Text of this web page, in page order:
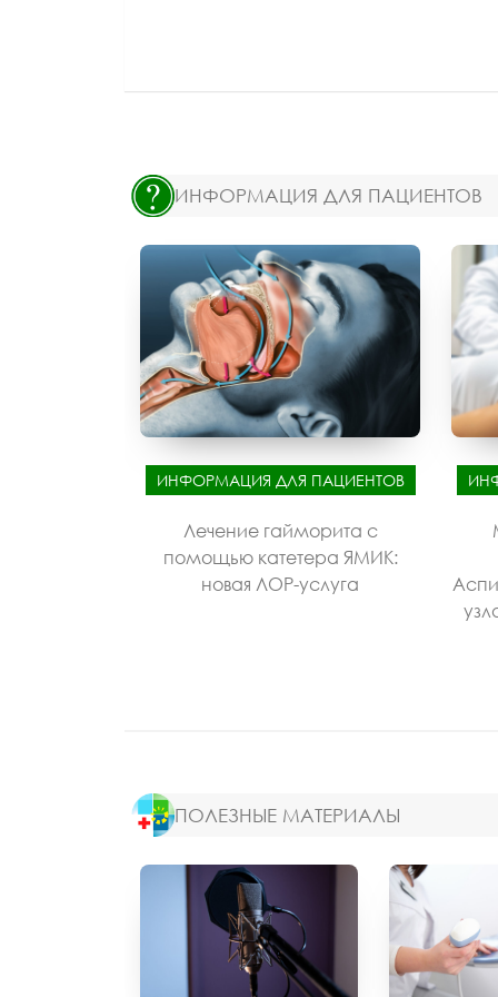
ИНФОРМАЦИЯ ДЛЯ ПАЦИЕНТОВ
ИНФОРМАЦИЯ ДЛЯ ПАЦИЕНТОВ
Лечение гайморита с
помощью катетера ЯМИК:
новая ЛОР-услуга
ПОЛЕЗНЫЕ МАТЕРИАЛЫ